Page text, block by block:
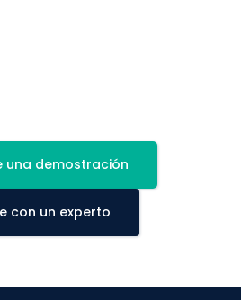
una demostración
con un experto